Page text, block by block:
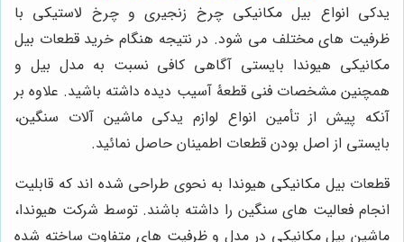
یدکی انواع بیل مکانیکی چرخ زنجیری و چرخ لاستیکی با
ظرفیت های مختلف می شود. در نتیجه هنگام خرید قطعات بیل
مکانیکی هیوندا بایستی آگاهی کافی نسبت به مدل بیل و
همچنین مشخصات فنی قطعۀ آسیب دیده داشته باشید. علاوه بر
آنکه پیش از تأمین انواع لوازم یدکی ماشین آلات سنگین،
بایستی از اصل بودن قطعات اطمینان حاصل نمائید.
قطعات بیل مکانیکی هیوندا به نحوی طراحی شده اند که قابلیت
انجام فعالیت های سنگین را داشته باشند. توسط شرکت هیوندا،
ماشین بیل مکانیکی در مدل و ظرفیت های متفاوت ساخته شده